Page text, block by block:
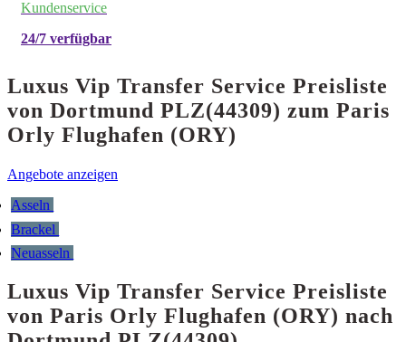
Kundenservice
24/7 verfügbar
Luxus Vip Transfer Service Preisliste
von Dortmund PLZ(44309) zum Paris
Orly Flughafen (ORY)
Angebote anzeigen
Asseln
Brackel
Neuasseln
Luxus Vip Transfer Service Preisliste
von Paris Orly Flughafen (ORY) nach